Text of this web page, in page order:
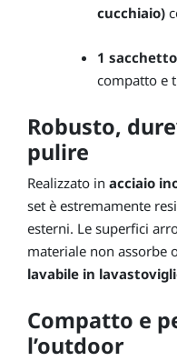
cucchiaio)
1
compatto e
Robusto,
pulire
Realizzato in acciaio
set è estremamente
esterni. Le superfici
materiale non assorbe
lavabile in
Compatto e
l’outdoor